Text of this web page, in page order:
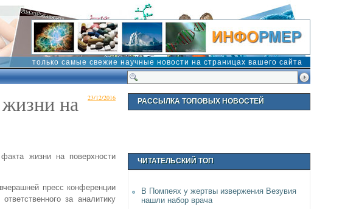
только самые свежие научные новости на страницах вашего сайта
23/12/2016
на
жизни на поверхности
пресс конференции
за аналитику
РАССЫЛКА ТОПОВЫХ НОВОСТЕЙ
ЧИТАТЕЛЬСКИЙ ТОП
В Помпеях у жертвы извержения Везувия
нашли набор врача